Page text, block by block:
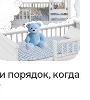
порядок, когда